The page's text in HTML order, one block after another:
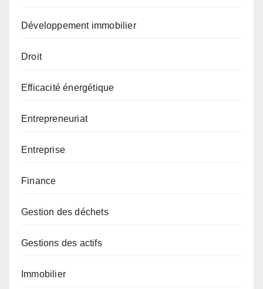
Développement immobilier
Droit
Efficacité énergétique
Entrepreneuriat
Entreprise
Finance
Gestion des déchets
Gestions des actifs
Immobilier